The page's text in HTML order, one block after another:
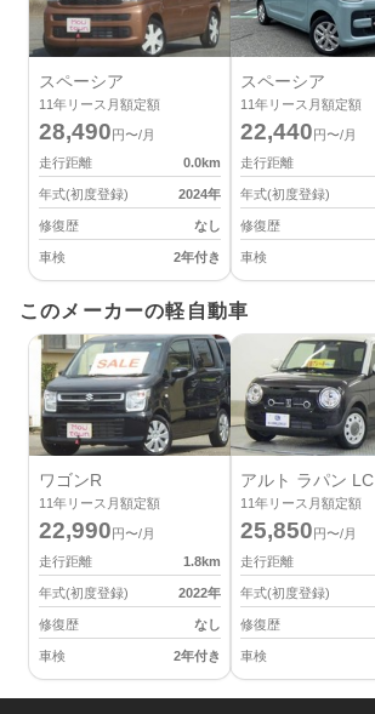
スペーシア
11年リース月額定額
28,490円〜/月
走行距離
0.0km
年式(初度登録) 2024年
修復歴 なし
車検 2年付き
スペーシア
11年リース月額定額
22,440円〜/月
走行距離
年式(初度登録)
修復歴
車検
このメーカーの軽自動車
ワゴンR
11年リース月額定額
22,990円〜/月
走行距離
1.8km
年式(初度登録) 2022年
修復歴 なし
車検 2年付き
アルト ラパン LC
11年リース月額定額
25,850円〜/月
走行距離
年式(初度登録)
修復歴
車検